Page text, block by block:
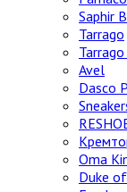
Saphir
Tarrago
Avel
Dasco
Oma
Duke